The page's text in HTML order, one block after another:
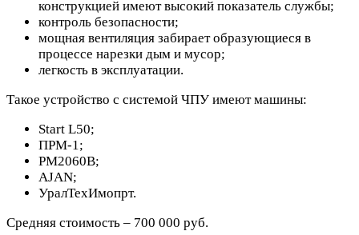
конструкцией имеют высокий показатель службы;
контроль безопасности;
мощная вентиляция забирает образующиеся в
процессе нарезки дым и мусор;
легкость в эксплуатации.
Такое устройство с системой ЧПУ имеют машины:
Start L50;
ПРМ-1;
РМ2060В;
AJAN;
УралТехИмопрт.
Средняя стоимость – 700 000 руб.